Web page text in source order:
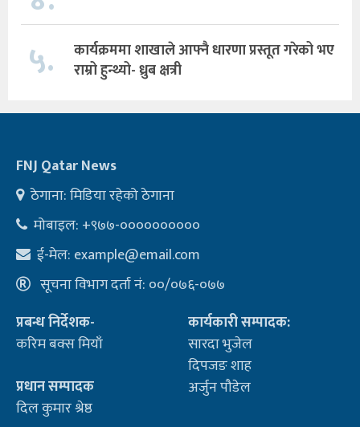
५.
कार्यक्रममा शाखाले आफ्नै धारणा प्रस्तूत गरेको भए
राम्रो हुन्थ्यो- ध्रुब क्षत्री
FNJ Qatar News
ठेगाना: मिडिया रहेको ठेगाना
मोबाइल: +९७७-००००००००००
ई-मेल: example@email.com
सूचना विभाग दर्ता नं: ००/०७६-०७७
प्रबन्ध निर्देशक-
करिम बक्स मियाँ
प्रधान सम्पादक
दिल कुमार श्रेष्ठ
कार्यकारी सम्पादक:
सारदा भुजेल
दिपजङ शाह
अर्जुन पौडेल